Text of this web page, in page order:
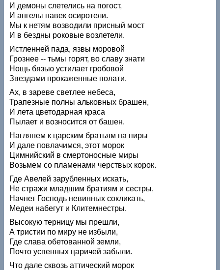
И демоны слетелись на погост,
И ангелы навек осиротели.
Мы к нетям возводили присный мост
И в бездны роковые возлетели.
Истленней пада, язвы моровой
Грознее -- тьмы горят, во славу знати
Нощь бязью устилает гробовой
Звездами прокаженные полати.
Ах, в зареве светлее небеса,
Трапезные полны альковных брашен,
И лета цветодарная краса
Пылает и возносится от башен.
Наглянем к царским братьям на пиры
И дале повлачимся, этот морок
Цимнийский в смертоносные миры
Возьмем со пламенами черствых корок.
Где Авелей зарубленных искать,
Не стражи младшим братиям и сестры,
Начнет Господь невинных сокликать,
Медеи набегут и Клитемнестры.
Высокую терницу мы прешли,
А тристии по миру не избыли,
Где слава обетованной земли,
Почто успенных царичей забыли.
Что дале сквозь аттический морок